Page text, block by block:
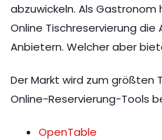
abzuwickeln. Als Gastronom
Online Tischreservierung
Anbietern. Welcher aber
Der Markt wird zum größten
Online-Reservierung-Tools
OpenTable